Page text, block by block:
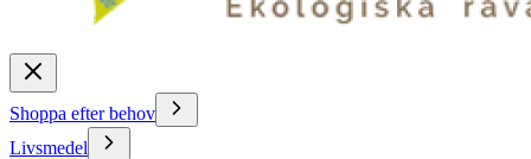
Shoppa efter behov
Livsmedel